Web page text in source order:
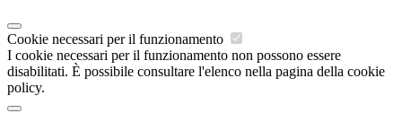
Cookie necessari per il funzionamento
I cookie necessari per il funzionamento non possono essere
disabilitati. È possibile consultare l'elenco nella pagina della cookie
policy.